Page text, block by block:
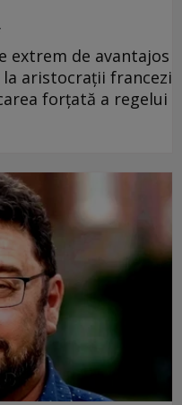
extrem de avantajos
la aristocrații francezi
forțată a regelui